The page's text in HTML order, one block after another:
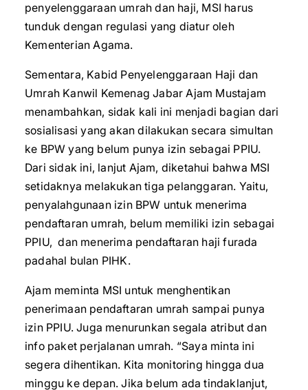
penyelenggaraan umrah dan haji, MSI harus
tunduk dengan regulasi yang diatur oleh
Kementerian Agama.
Sementara, Kabid Penyelenggaraan Haji dan
Umrah Kanwil Kemenag Jabar Ajam Mustajam
menambahkan, sidak kali ini menjadi bagian dari
sosialisasi yang akan dilakukan secara simultan
ke BPW yang belum punya izin sebagai PPIU.
Dari sidak ini, lanjut Ajam, diketahui bahwa MSI
setidaknya melakukan tiga pelanggaran. Yaitu,
penyalahgunaan izin BPW untuk menerima
pendaftaran umrah, belum memiliki izin sebagai
PPIU, dan menerima pendaftaran haji furada
padahal bulan PIHK.
Ajam meminta MSI untuk menghentikan
penerimaan pendaftaran umrah sampai punya
izin PPIU. Juga menurunkan segala atribut dan
info paket perjalanan umrah. “Saya minta ini
segera dihentikan. Kita monitoring hingga dua
minggu ke depan. Jika belum ada tindaklanjut,